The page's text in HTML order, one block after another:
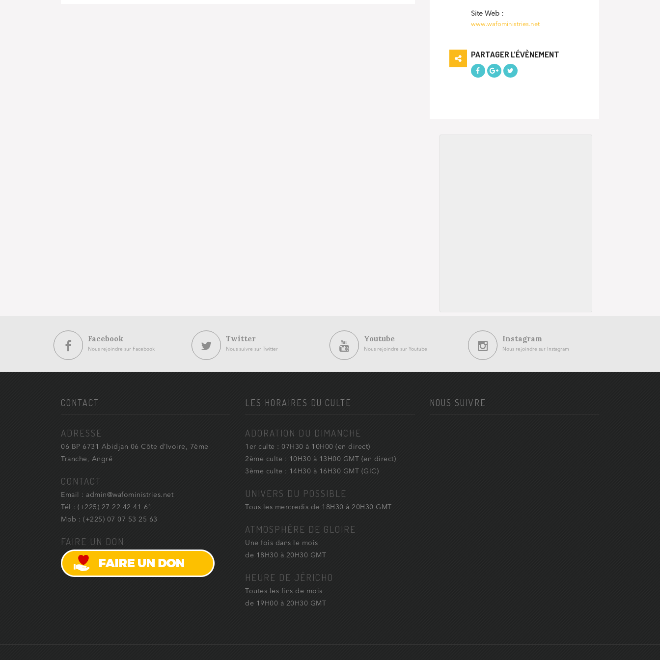
Site Web :
www.wafoministries.net
PARTAGER L’ÉVÈNEMENT
Facebook
Nous rejoindre sur Facebook
Twitter
Nous suivre sur Twitter
Youtube
Nous rejoindre sur Youtube
Instagram
Nous rejoindre sur Instagram
CONTACT
ADRESSE
06 BP 6731 Abidjan 06 Côte d’Ivoire, 7ème
Tranche, Angré
CONTACT
Email : admin@wafoministries.net
Tél : (+225) 27 22 42 41 61
Mob : (+225) 07 07 53 25 63
FAIRE UN DON
LES HORAIRES DU CULTE
ADORATION DU DIMANCHE
1er culte : 07H30 à 10H00 (en direct)
2ème culte : 10H30 à 13H00 GMT (en direct)
3ème culte : 14H30 à 16H30 GMT (GIC)
UNIVERS DU POSSIBLE
Tous les mercredis de 18H30 à 20H30 GMT
ATMOSPHÈRE DE GLOIRE
Une fois dans le mois
de 18H30 à 20H30 GMT
HEURE DE JÉRICHO
Toutes les fins de mois
de 19H00 à 20H30 GMT
NOUS SUIVRE